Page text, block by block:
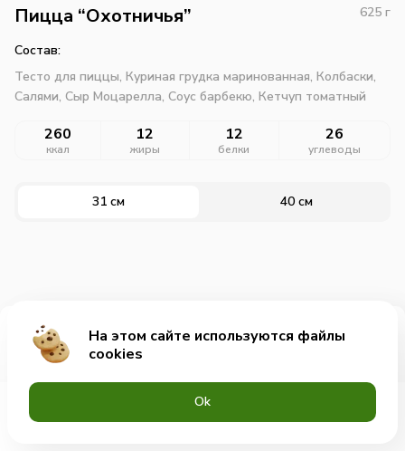
Пицца “Охотничья” 625 г
Состав:
Тесто для пиццы, Куриная грудка маринованная, Колбаски,
Салями, Сыр Моцарелла, Соус барбекю, Кетчуп томатный
260
ккал
12
жиры
12
белки
26
углеводы
31 см 40 см
Добавить за 905₽
На этом сайте используются файлы
cookies
Оk